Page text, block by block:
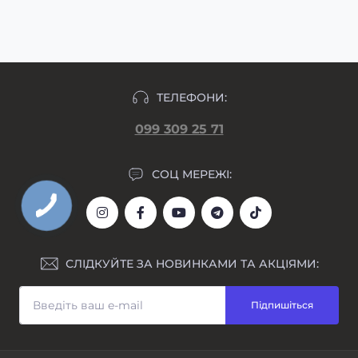
ТЕЛЕФОНИ:
099 309 25 71
СОЦ МЕРЕЖІ:
СЛІДКУЙТЕ ЗА НОВИНКАМИ ТА АКЦІЯМИ:
Підпишіться